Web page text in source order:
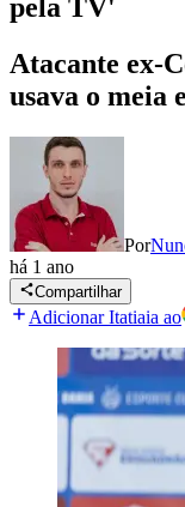
pela TV'
Atacante ex-
usava o meia
Por
há 1 ano
Compartilhar
Adicionar Itatiaia ao